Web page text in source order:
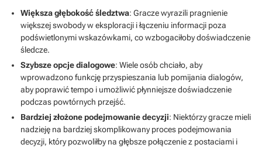
Większa głębokość śledztwa: Gracze wyrazili pragnienie
większej swobody w eksploracji i łączeniu informacji poza
podświetlonymi wskazówkami, co wzbogaciłoby doświadczenie
śledcze.
Szybsze opcje dialogowe: Wiele osób chciało, aby
wprowadzono funkcję przyspieszania lub pomijania dialogów,
aby poprawić tempo i umożliwić płynniejsze doświadczenie
podczas powtórnych przejść.
Bardziej złożone podejmowanie decyzji: Niektórzy gracze mieli
nadzieję na bardziej skomplikowany proces podejmowania
decyzji, który pozwoliłby na głębsze połączenie z postaciami i